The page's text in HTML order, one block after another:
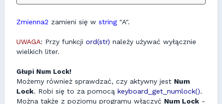
Zmienna2 zamieni się w string "A".
UWAGA: Przy funkcji ord(str) należy używać wyłącznie
wielkich liter.
Głupi Num Lock!
Możemy również sprawdzać, czy aktywny jest Num
Lock. Robi się to za pomocą keyboard_get_numlock().
Można także z poziomu programu włączyć Num Lock -